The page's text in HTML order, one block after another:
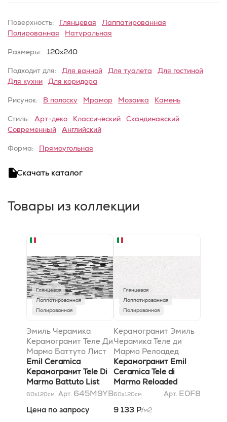
Поверхность: Глянцевая
Лаппатированная
Полированная
Натуральная
Размеры: 120x240
Подходит для: Для ванной Для туалета
Для гостиной
Для кухни
Для коридора
Рисунок: В полоску Мрамор Мозаика Камень
Стиль: Арт-деко Классический
Скандинавский
Современный
Английский
Форма: Прямоугольная
Скачать каталог
Товары из коллекции
Глянцевая
Лаппатированная
Полированная
Эмиль Черамика
Керамогранит Теле Ди
Мармо Баттуто Лист
Калакатта
59х118x0,65
Emil Ceramica
Керамогранит Tele Di
Marmo Battuto List
Calacatta 59х118x0,65
60x120см Арт. 645M9YB
Цена по запросу
Глянцевая
Лаппатированная
Полированная
Керамогранит Эмиль
Черамика Теле ди
Мармо Релоадед
Семинато Ди Тессере
Кварзо Кандински
59х118,2x0,95
лаппатированный
Керамогранит Emil
Ceramica Tele di
Marmo Reloaded
Seminato Di Tessere
59х118,2x0,95 Lapp
60x120см Арт. E0F8
9 133 Р/м2